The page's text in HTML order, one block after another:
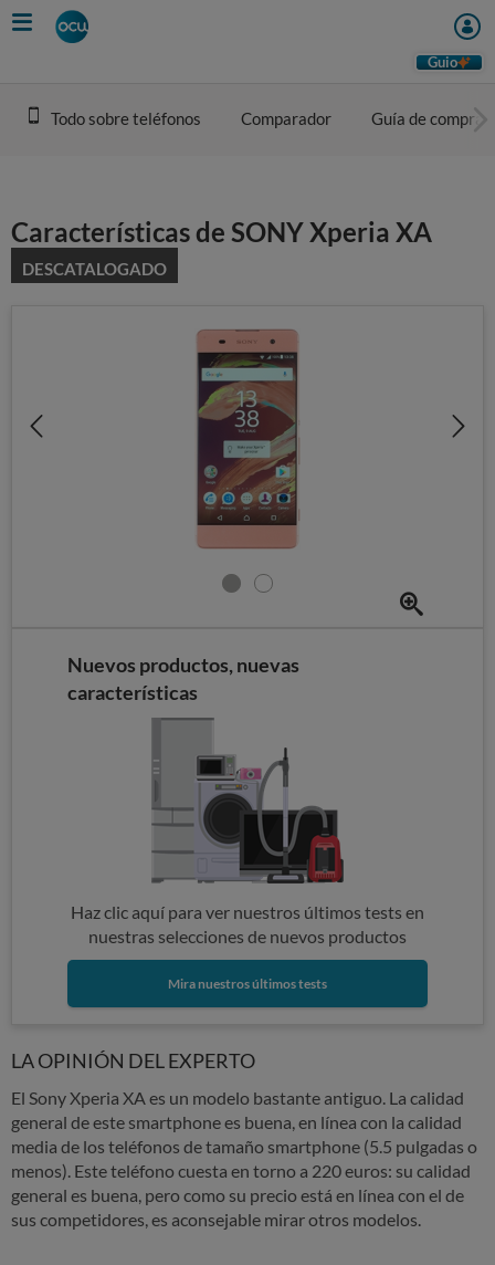
Skip
to
Guio
Todo sobre teléfonos Comparador Guía de compra
Características de SONY Xperia XA
DESCATALOGADO
Nuevos productos, nuevas
características
Haz clic aquí para ver nuestros últimos tests en
nuestras selecciones de nuevos productos
Mira nuestros últimos tests
LA OPINIÓN DEL EXPERTO
El Sony Xperia XA es un modelo bastante antiguo. La calidad
general de este smartphone es buena, en línea con la calidad
media de los teléfonos de tamaño smartphone (5.5 pulgadas o
menos). Este teléfono cuesta en torno a 220 euros: su calidad
general es buena, pero como su precio está en línea con el de
sus competidores, es aconsejable mirar otros modelos.